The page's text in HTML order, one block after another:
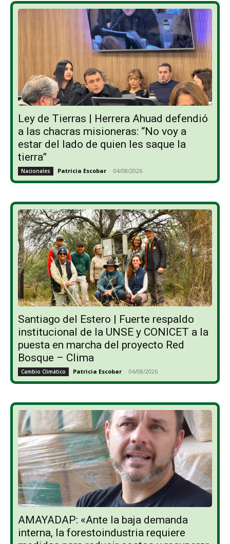
Ley de Tierras | Herrera Ahuad defendió
a las chacras misioneras: “No voy a
estar del lado de quien les saque la
tierra”
Nacionales Patricia Escobar - 04/08/2026
Santiago del Estero | Fuerte respaldo
institucional de la UNSE y CONICET a la
puesta en marcha del proyecto Red
Bosque – Clima
Cambio Climático Patricia Escobar - 04/08/2026
AMAYADAP: «Ante la baja demanda
interna, la forestoindustria requiere